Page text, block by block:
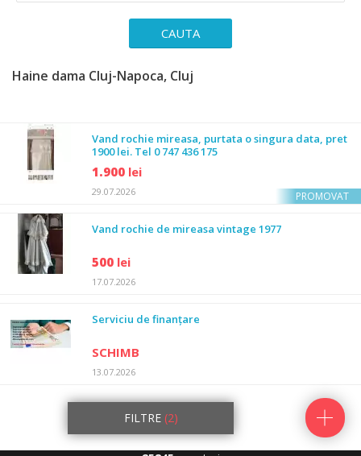
CAUTA
Haine dama Cluj-Napoca, Cluj
Vand rochie mireasa, purtata o singura data, pret
1900 lei. Tel 0 747 436 175
1.900 lei
29.07.2026 PROMOVAT
Vand rochie de mireasa vintage 1977
500 lei
17.07.2026
Serviciu de finanțare
SCHIMB
13.07.2026
FILTRE (2)